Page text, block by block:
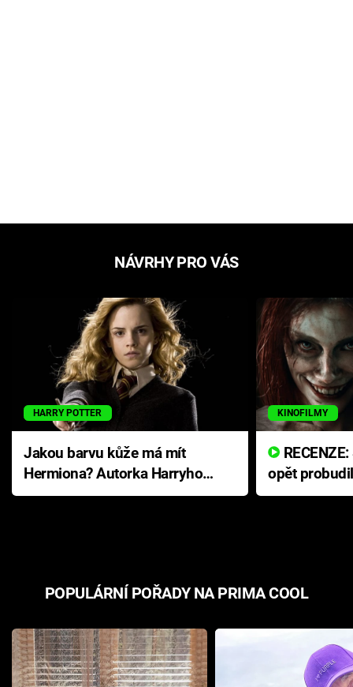
NÁVRHY PRO VÁS
HARRY POTTER
Jakou barvu kůže má mít
Hermiona? Autorka Harryho
Pottera přišla s ráznou
KINOFILMY
opět
přichází s
POPULÁRNÍ POŘADY NA PRIMA COOL